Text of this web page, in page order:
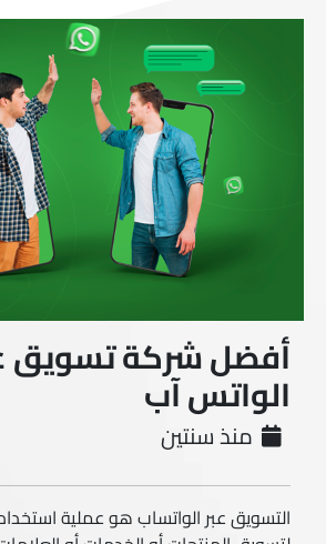
أفضل شركة تسويق
الواتس آب
منذ سنتين
التسويق عبر الواتساب هو عملية